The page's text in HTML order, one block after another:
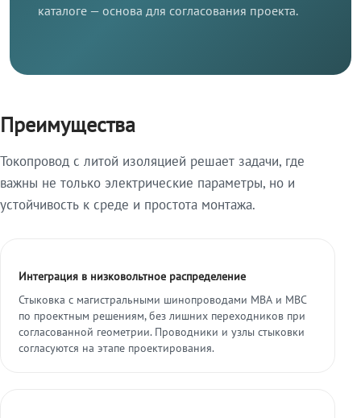
каталоге — основа для согласования проекта.
Преимущества
Токопровод с литой изоляцией решает задачи, где
важны не только электрические параметры, но и
устойчивость к среде и простота монтажа.
Интеграция в низковольтное распределение
Стыковка с магистральными шинопроводами МВА и МВС
по проектным решениям, без лишних переходников при
согласованной геометрии. Проводники и узлы стыковки
согласуются на этапе проектирования.